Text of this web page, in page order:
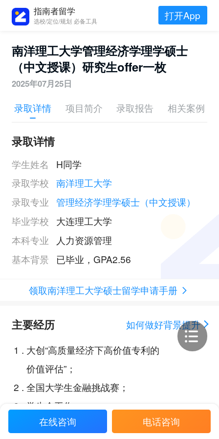
指南者留学
选校/定位/规划 必备工具 打开App
南洋理工大学管理经济学理学硕士
（中文授课）研究生offer一枚
2025年07月25日
录取详情 项目简介 录取报告 相关案例
录取详情
学生姓名
H同学
录取学校 南洋理工大学
录取专业 管理经济学理学硕士（中文授课）
毕业学校
大连理工大学
本科专业
人力资源管理
基本背景
已毕业，GPA2.56
领取南洋理工大学硕士留学申请手册
主要经历
如何做好背景提升
1 . 大创“高质量经济下高价值专利的
价值评估”；
2 . 全国大学生金融挑战赛；
3
学生会工作；
在线咨询
电话咨询